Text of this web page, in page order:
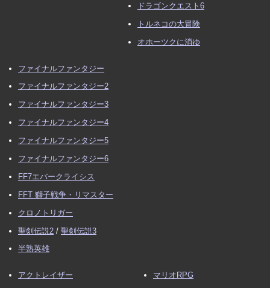
ドラゴンクエスト6
トルネコの大冒険
オホーツクに消ゆ
ファイナルファンタジー
ファイナルファンタジー2
ファイナルファンタジー3
ファイナルファンタジー4
ファイナルファンタジー5
ファイナルファンタジー6
FF7エバークライシス
FFT 獅子戦争・リマスター
クロノトリガー
聖剣伝説2 / 聖剣伝説3
半熟英雄
アクトレイザー
マリオRPG